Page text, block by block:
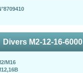
Divers M2-12-16-6000
M16